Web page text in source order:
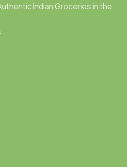
Indian Groceries in the